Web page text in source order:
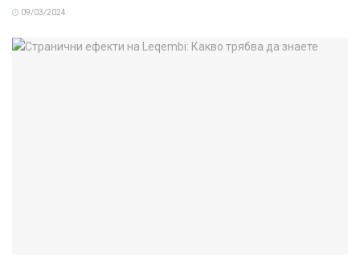
09/03/2024